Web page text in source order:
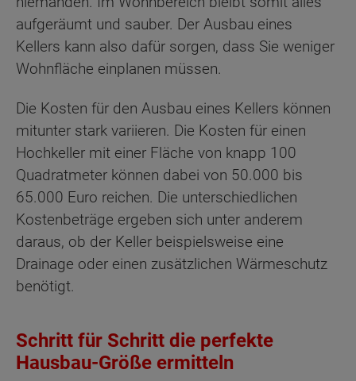
aufgeräumt und sauber. Der Ausbau eines
Kellers kann also dafür sorgen, dass Sie weniger
Wohnfläche einplanen müssen.
Die Kosten für den Ausbau eines Kellers können
mitunter stark variieren. Die Kosten für einen
Hochkeller mit einer Fläche von knapp 100
Quadratmeter können dabei von 50.000 bis
65.000 Euro reichen. Die unterschiedlichen
Kostenbeträge ergeben sich unter anderem
daraus, ob der Keller beispielsweise eine
Drainage oder einen zusätzlichen Wärmeschutz
benötigt.
Schritt für Schritt die perfekte
Hausbau-Größe ermitteln